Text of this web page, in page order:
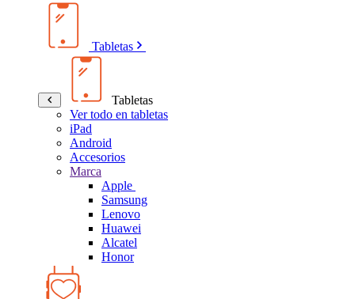
Tabletas
Tabletas
Ver todo en tabletas
iPad
Android
Accesorios
Marca
Apple
Samsung
Lenovo
Huawei
Alcatel
Honor